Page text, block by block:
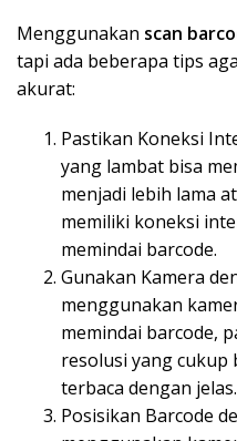
Menggunakan scan
tapi ada beberapa tips
akurat:
Pastikan Koneksi
yang lambat bisa
menjadi lebih lama
memiliki koneksi
memindai barcode.
Gunakan Kamera
menggunakan
memindai barcode,
resolusi yang cukup
terbaca dengan jelas.
Posisikan Barcode